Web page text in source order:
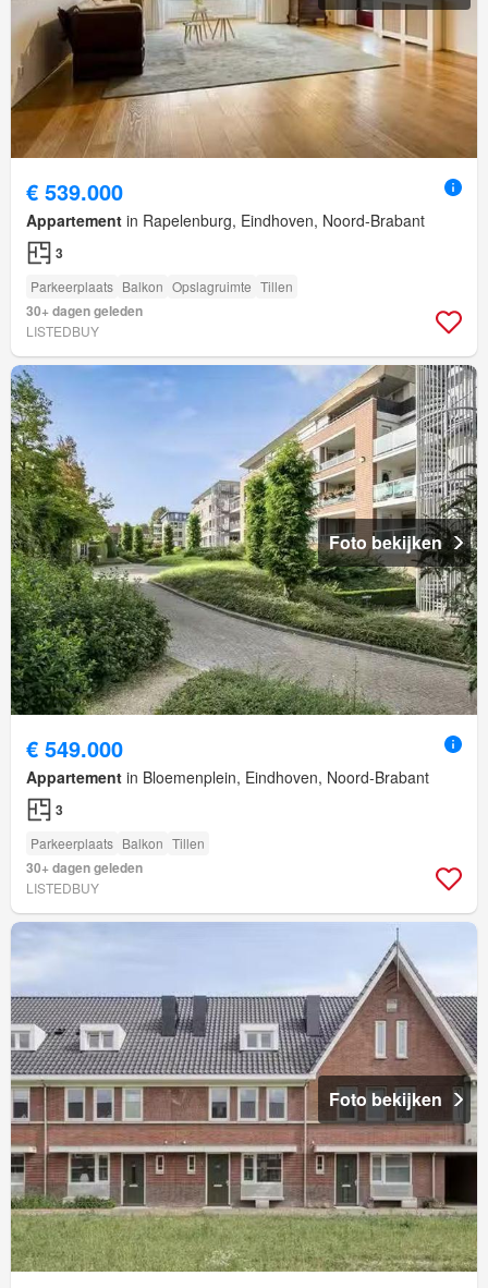
€ 539.000
Appartement in Rapelenburg, Eindhoven, Noord-Brabant
3
Parkeerplaats Balkon Opslagruimte Tillen
30+ dagen geleden
LISTEDBUY
Foto bekijken
€ 549.000
Appartement in Bloemenplein, Eindhoven, Noord-Brabant
3
Parkeerplaats Balkon Tillen
30+ dagen geleden
LISTEDBUY
Foto bekijken